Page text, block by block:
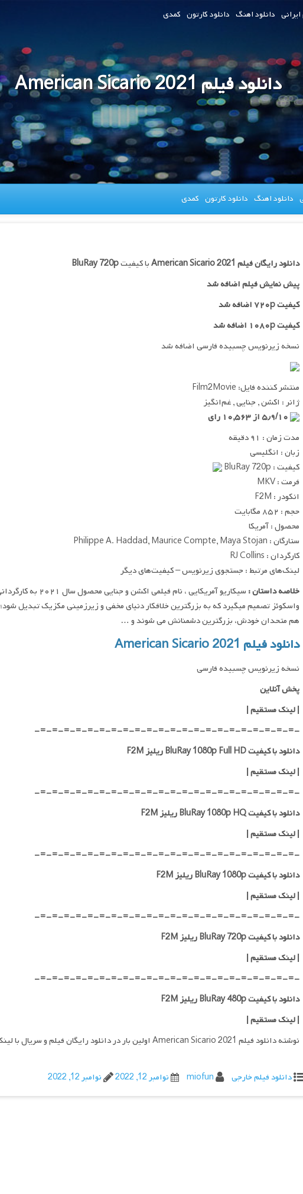
دانلود اهنگ دانلود کارتون کمدی
دانلود فیلم American Sicario 2021
دانلود اهنگ دانلود کارتون کمدی
دانلود رایگان فیلم American Sicario 2021با کیفیتBluRay 720p
پیش نمایش فیلم اضافه شد
کیفیت ۷۲۰p اضافه شد
کیفیت ۱۰۸۰p اضافه شد
نسخه زیرنویس چسبیده فارسی اضافه شد
منتشر کننده فایل: Film2Movie
ژانر : اکشن , جنایی , غم‌انگیز
مدت زمان : ۹۱ دقیقه
زبان : انگلیسی
کیفیت : BluRay 720p
فرمت : MKV
انکودر : F2M
حجم : ۸۵۲ مگابایت
محصول : آمریکا
ستارگان : Philippe A. Haddad, Maurice Compte, Maya Stojan
کارگردان : RJ Collins
لینک‌های مرتبط : جستجوی زیرنویس – کیفیت‌های دیگر
خلاصه داستان :
سیکاریو آمریکایی ،
واسکوئز تصمیم میگیرد که به بزرگترین خلافکار دنیای مخفی و زیرزمینی مکزیک تبدیل شود؛
هم متحدان خودش، بزرگترین دشمنانش می شوند و …
دانلود فیلم American Sicario 2021
نسخه زیرنویس چسبیده فارسی
پخش آنلاین
| لینک مستقیم|
-=-=-=-=-=-=-=-=-=-=-=-=-=-=-=-=-=-=-=-=-=-=-
دانلود با کیفیت BluRay 1080p Full HD ریلیز F2M
|لینک مستقیم|
-=-=-=-=-=-=-=-=-=-=-=-=-=-=-=-=-=-=-=-=-=-=-
دانلود با کیفیت BluRay 1080p HQ ریلیز F2M
|لینک مستقیم|
-=-=-=-=-=-=-=-=-=-=-=-=-=-=-=-=-=-=-=-=-=-=-
دانلود با کیفیت BluRay 1080p ریلیز F2M
|لینک مستقیم|
-=-=-=-=-=-=-=-=-=-=-=-=-=-=-=-=-=-=-=-=-=-=-
دانلود با کیفیت BluRay 720p ریلیز F2M
| لینک مستقیم|
-=-=-=-=-=-=-=-=-=-=-=-=-=-=-=-=-=-=-=-=-=-=-
دانلود با کیفیت BluRay 480p ریلیز F2M
| لینک مستقیم|
نوشته دانلود فیلم American Sicario 2021 اولین بار در دانلود رایگان فیلم و سریال با لینک مستقیم پدیدار شد.
دانلود فیلم خارجی miofun نوامبر 12, 2022 نوامبر 12, 2022